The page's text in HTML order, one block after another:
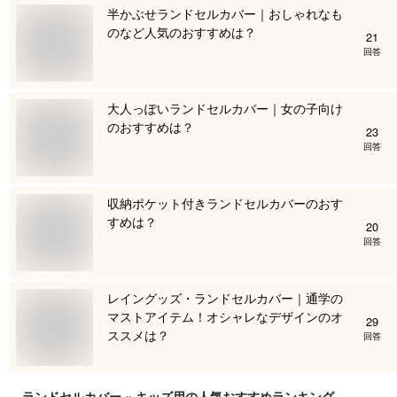
半かぶせランドセルカバー｜おしゃれなも
のなど人気のおすすめは？
21
回答
大人っぽいランドセルカバー｜女の子向け
のおすすめは？
23
回答
収納ポケット付きランドセルカバーのおす
すめは？
20
回答
レイングッズ・ランドセルカバー｜通学の
マストアイテム！オシャレなデザインのオ
ススメは？
29
回答